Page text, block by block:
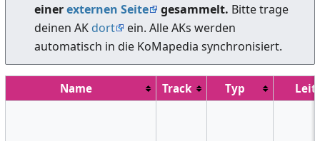
einerexternen Seite gesammelt. Bitte trage
deinen AK dort
ein. Alle AKs werden
automatisch in die KoMapedia synchronisiert.
Name Track Typ